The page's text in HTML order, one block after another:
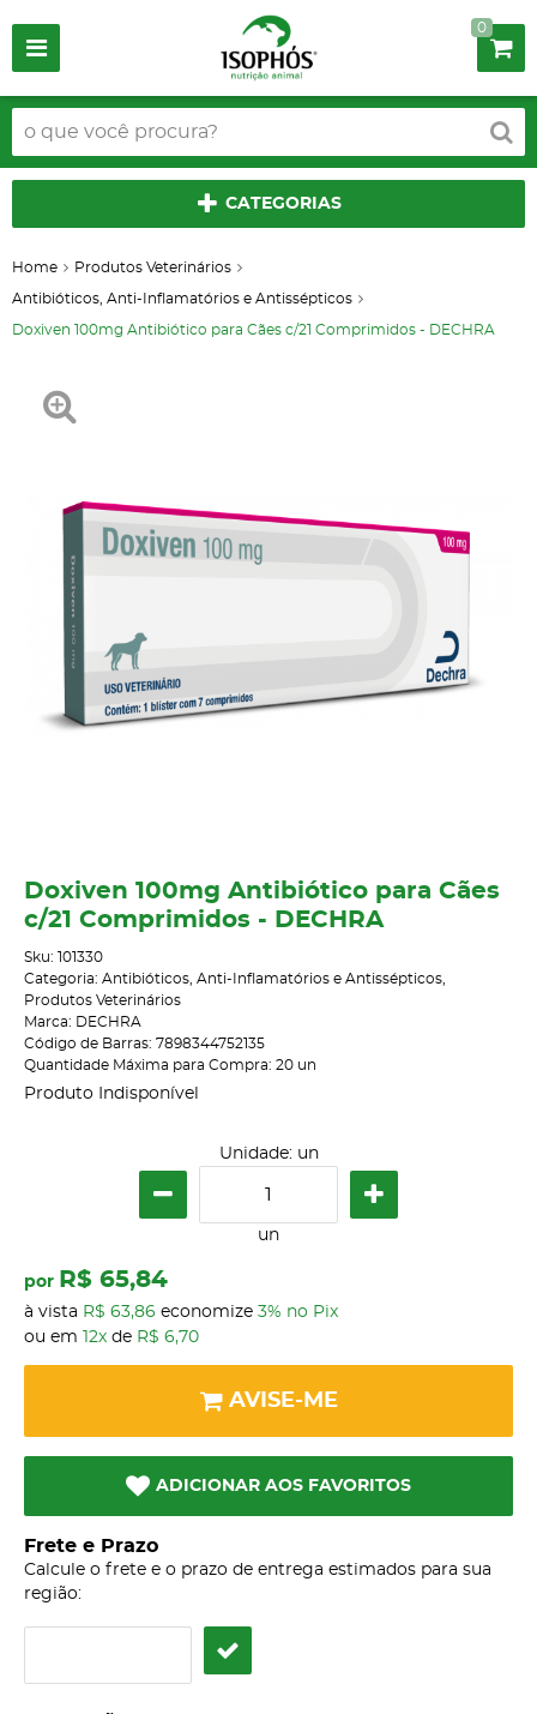
0
CATEGORIAS
Home Produtos Veterinários
Antibióticos, Anti-Inflamatórios e Antissépticos
Doxiven 100mg Antibiótico para Cães c/21 Comprimidos - DECHRA
Doxiven 100mg Antibiótico para Cães
c/21 Comprimidos - DECHRA
Sku: 101330
Categoria: Antibióticos, Anti-Inflamatórios e Antissépticos
Produtos Veterinários
Marca: DECHRA
Código de Barras: 7898344752135
Quantidade Máxima para Compra: 20 un
Produto Indisponível
Unidade: un
un
por R$ 65,84
à vista R$ 63,86 economize 3% no Pix
ou em
12x de R$ 6,70
AVISE-ME
ADICIONAR AOS FAVORITOS
Frete e Prazo
Calcule o frete e o prazo de entrega estimados para sua
região: